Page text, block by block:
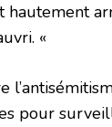
hautement
«
pour